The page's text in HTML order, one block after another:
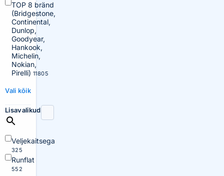
TOP 8 bränd
(Bridgestone,
Continental,
Dunlop,
Goodyear,
Hankook,
Michelin,
Nokian,
Pirelli) 11805
Vali kõik
Lisavalikud
Veljekaitsega
325
Runflat
552